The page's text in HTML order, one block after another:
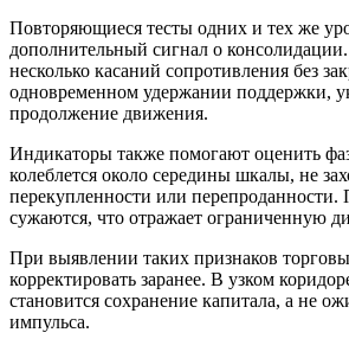
Повторяющиеся тесты одних и тех же
дополнительный сигнал о
несколько касаний сопротивления без
одновременном удержании поддержки,
продолжение движения.
Индикаторы также помогают оценить
колеблется около середины шкалы, не
перекупленности или
сужаются, что отражает ограниченную
При выявлении таких признаков
корректировать заранее. В узком
становится сохранение капитала, а не
импульса.